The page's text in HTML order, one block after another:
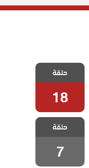
مسلسل وجع
القلب الحلقة
18
حلقة
18
مسلسل وجع
القلب الحلقة 7
حلقة
7